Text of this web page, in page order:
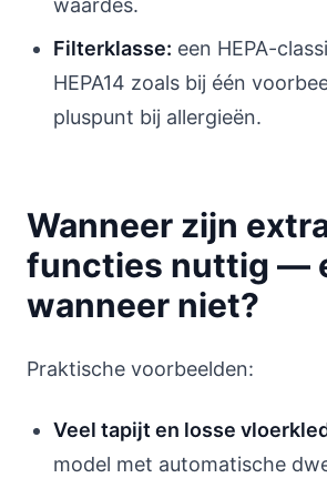
waardes.
Filterklasse: een HEPA-
HEPA14 zoals bij één
pluspunt bij allergieën.
Wanneer zijn
functies nuttig —
wanneer niet?
Praktische voorbeelden:
Veel tapijt en losse
model met automatische